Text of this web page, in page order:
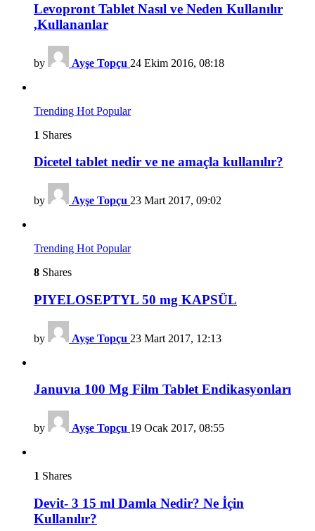
Levopront Tablet Nasıl ve Neden Kullanılır
,Kullananlar
by Ayşe Topçu 24 Ekim 2016, 08:18
Trending Hot Popular
1 Shares
Dicetel tablet nedir ve ne amaçla kullanılır?
by Ayşe Topçu 23 Mart 2017, 09:02
Trending Hot Popular
8 Shares
PIYELOSEPTYL 50 mg KAPSÜL
by Ayşe Topçu 23 Mart 2017, 12:13
Januvıa 100 Mg Film Tablet Endikasyonları
by Ayşe Topçu 19 Ocak 2017, 08:55
1 Shares
Devit- 3 15 ml Damla Nedir? Ne İçin
Kullanılır?